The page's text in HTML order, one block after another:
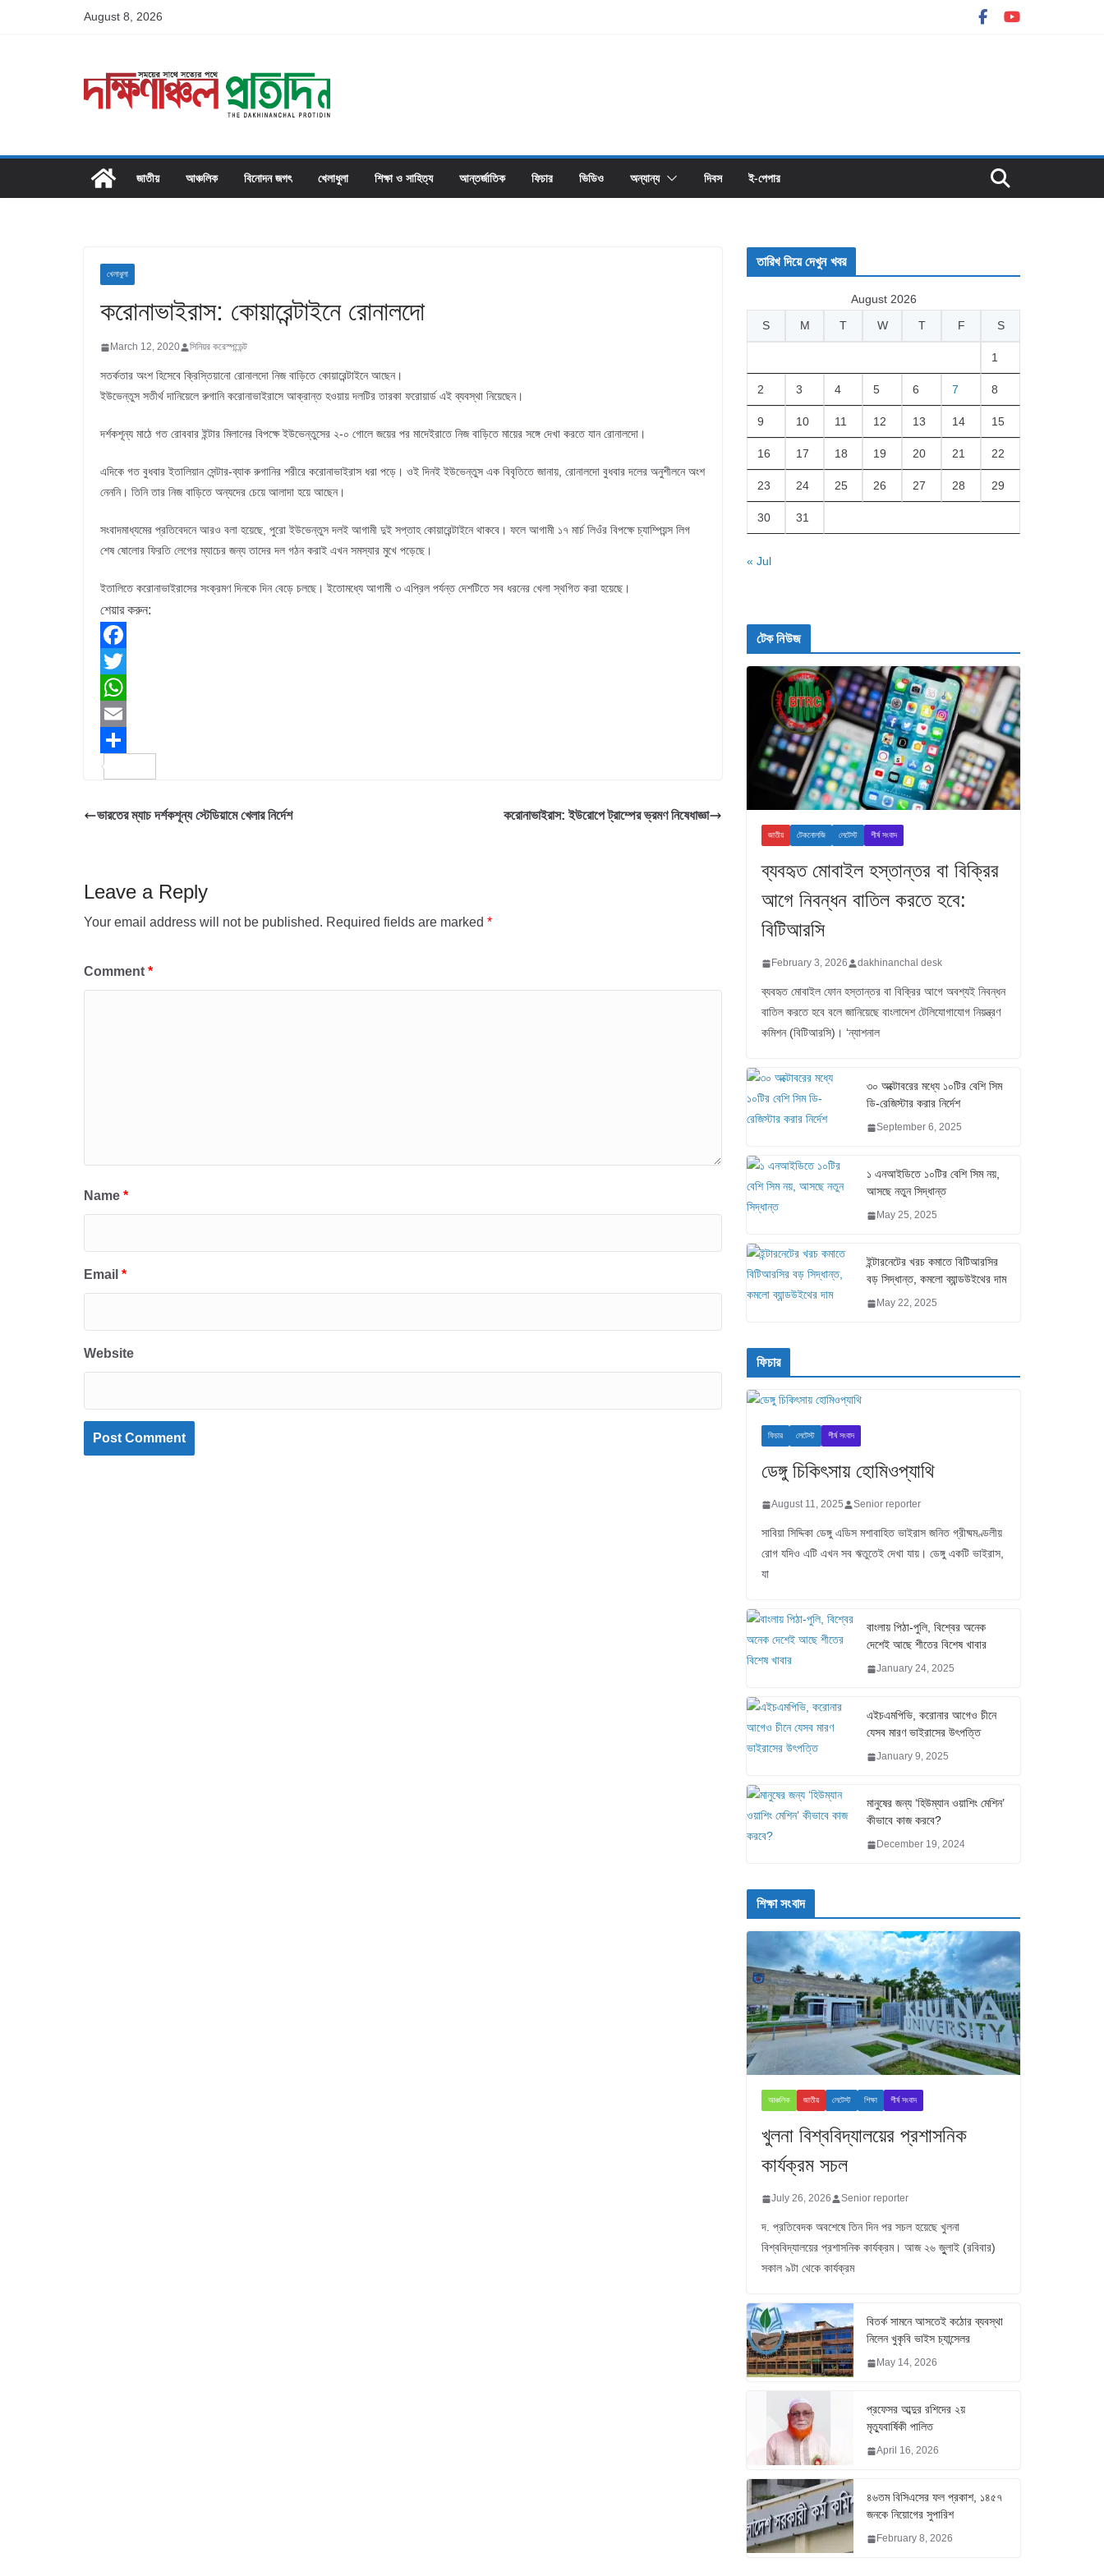
August 8, 2026
জাতীয় আঞ্চলিক বিনোদন জগৎ খেলাধুলা শিক্ষা ও সাহিত্য আন্তর্জাতিক ফিচার ভিডিও অন্যান্য দিবস ই-পেপার
খেলাধুলা
করোনাভাইরাস: কোয়ারেন্টাইনে রোনালদো
March 12, 2020 সিনিয়র করেস্পন্ডেন্ট
সতর্কতার অংশ হিসেবে ক্রিস্তিয়ানো রোনালদো নিজ বাড়িতে কোয়ারেন্টাইনে আছেন।
ইউভেন্তুস সতীর্থ দানিয়েলে রুগানি করোনাভাইরাসে আক্রান্ত হওয়ায় দলটির তারকা ফরোয়ার্ড এই ব্যবস্থা নিয়েছেন।
দর্শকশূন্য মাঠে গত রোববার ইন্টার মিলানের বিপক্ষে ইউভেন্তুসের ২-০ গোলে জয়ের পর মাদেইরাতে নিজ বাড়িতে মায়ের সঙ্গে দেখা করতে যান রোনালদো।
এদিকে গত বুধবার ইতালিয়ান সেন্টার-ব্যাক রুগানির শরীরে করোনাভাইরাস ধরা পড়ে। ওই দিনই ইউভেন্তুস এক বিবৃতিতে জানায়, রোনালদো বুধবার দলের অনুশীলনে অংশ
নেননি। তিনি তার নিজ বাড়িতে অন্যদের চেয়ে আলাদা হয়ে আছেন।
সংবাদমাধ্যমের প্রতিবেদনে আরও বলা হয়েছে, পুরো ইউভেন্তুস দলই আগামী দুই সপ্তাহ কোয়ারেন্টাইনে থাকবে। ফলে আগামী ১৭ মার্চ লিওঁর বিপক্ষে চ্যাম্পিয়ন্স লিগ
শেষ ষোলোর ফিরতি লেগের ম্যাচের জন্য তাদের দল গঠন করাই এখন সমস্যার মুখে পড়েছে।
ইতালিতে করোনাভাইরাসের সংক্রমণ দিনকে দিন বেড়ে চলছে। ইতোমধ্যে আগামী ৩ এপ্রিল পর্যন্ত দেশটিতে সব ধরনের খেলা স্থগিত করা হয়েছে।
শেয়ার করুন:
F
a
c
e
b
o
T
w
t
e
W
h
a
s
p
E
m
i
a
ভারতের ম্যাচ দর্শকশূন্য স্টেডিয়ামে খেলার নির্দেশ করোনাভাইরাস: ইউরোপে ট্রাম্পের ভ্রমণ নিষেধাজ্ঞা
Leave a Reply
Your email address will not be published. Required fields are marked *
Comment *
Name *
Email *
Website
তারিখ দিয়ে দেখুন খবর
August 2026
S
M T W T F S
1
2 3 4 5 6 7 8
9 10 11 12 13 14 15
16 17 18 19 20 21 22
23 24 25 26 27 28 29
30 31
« Jul
টেক নিউজ
জাতীয় টেকনোলজি লেটেস্ট শীর্ষ সংবাদ
ব্যবহৃত মোবাইল হস্তান্তর বা বিক্রির
আগে নিবন্ধন বাতিল করতে হবে:
বিটিআরসি
February 3, 2026 dakhinanchal desk
ব্যবহৃত মোবাইল ফোন হস্তান্তর বা বিক্রির আগে অবশ্যই নিবন্ধন
বাতিল করতে হবে বলে জানিয়েছে বাংলাদেশ টেলিযোগাযোগ নিয়ন্ত্রণ
কমিশন (বিটিআরসি)। ‘ন্যাশনাল
৩০ অক্টোবরের মধ্যে ১০টির বেশি সিম
ডি-রেজিস্টার করার নির্দেশ
September 6, 2025
১ এনআইডিতে ১০টির বেশি সিম নয়,
আসছে নতুন সিদ্ধান্ত
May 25, 2025
ইন্টারনেটের খরচ কমাতে বিটিআরসির
বড় সিদ্ধান্ত, কমলো ব্যান্ডউইথের দাম
May 22, 2025
ফিচার
ফিচার লেটেস্ট শীর্ষ সংবাদ
ডেঙ্গু চিকিৎসায় হোমিওপ্যাথি
August 11, 2025 Senior reporter
সাবিয়া সিদ্দিকা ডেঙ্গু এডিস মশাবাহিত ভাইরাস জনিত গ্রীষ্মমণ্ডলীয়
রোগ যদিও এটি এখন সব ঋতুতেই দেখা যায়। ডেঙ্গু একটি ভাইরাস,
যা
বাংলায় পিঠা-পুলি, বিশ্বের অনেক
দেশেই আছে শীতের বিশেষ খাবার
January 24, 2025
এইচএমপিভি, করোনার আগেও চীনে
যেসব মারণ ভাইরাসের উৎপত্তি
January 9, 2025
মানুষের জন্য ‘হিউম্যান ওয়াশিং মেশিন’
কীভাবে কাজ করবে?
December 19, 2024
শিক্ষা সংবাদ
আঞ্চলিক জাতীয় লেটেস্ট শিক্ষা শীর্ষ সংবাদ
খুলনা বিশ্ববিদ্যালয়ের প্রশাসনিক
কার্যক্রম সচল
July 26, 2026 Senior reporter
দ. প্রতিবেদক অবশেষে তিন দিন পর সচল হয়েছে খুলনা
বিশ্ববিদ্যালয়ের প্রশাসনিক কার্যক্রম। আজ ২৬ জুুলাই (রবিবার)
সকাল ৯টা থেকে কার্যক্রম
বিতর্ক সামনে আসতেই কঠোর ব্যবস্থা
নিলেন খুকৃবি ভাইস চ্যান্সেলর
May 14, 2026
প্রফেসর আব্দুর রশিদের ২য়
মৃত্যুবার্ষিকী পালিত
April 16, 2026
৪৬তম বিসিএসের ফল প্রকাশ, ১৪৫৭
জনকে নিয়োগের সুপারিশ
February 8, 2026